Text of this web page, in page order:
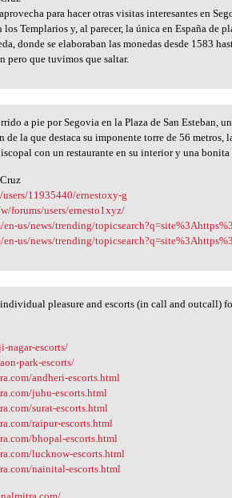
para hacer otras visitas interesantes en
los Templarios y, al parecer, la única en España de
donde se elaboraban las monedas desde 1583
pero que tuvimos que saltar.
recorrido a
a pie por Segovia en la Plaza de San Esteban,
de la que destaca su imponente torre de 56 metros,
con un restaurante en su interior y una bonita
11935440/ernestoxy-g
forums/users/ernesto1xyz/
en-us/news/trending/
en-us/news/trending/
pleasure and escorts (in call and outcall)
nagar-escorts/
park-escorts/
andheri-escorts.html
juhu-escorts.html
surat-escorts.html
raipur-escorts.html
bhopal-escorts.html
lucknow-escorts.html
nainital-escorts.html